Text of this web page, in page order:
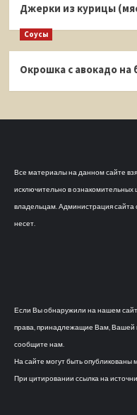
Джерки из курицы
Соусы
Окрошка с авокадо на
Все материалы на данном сайте
исключительно в
владельцам. Администрация сайта
несет.
Если Вы обнаружили на нашем
права, принадлежащие Вам, Вашей
сообщите нам.
На сайте могут быть опубликованы
При цитировании ссылка на